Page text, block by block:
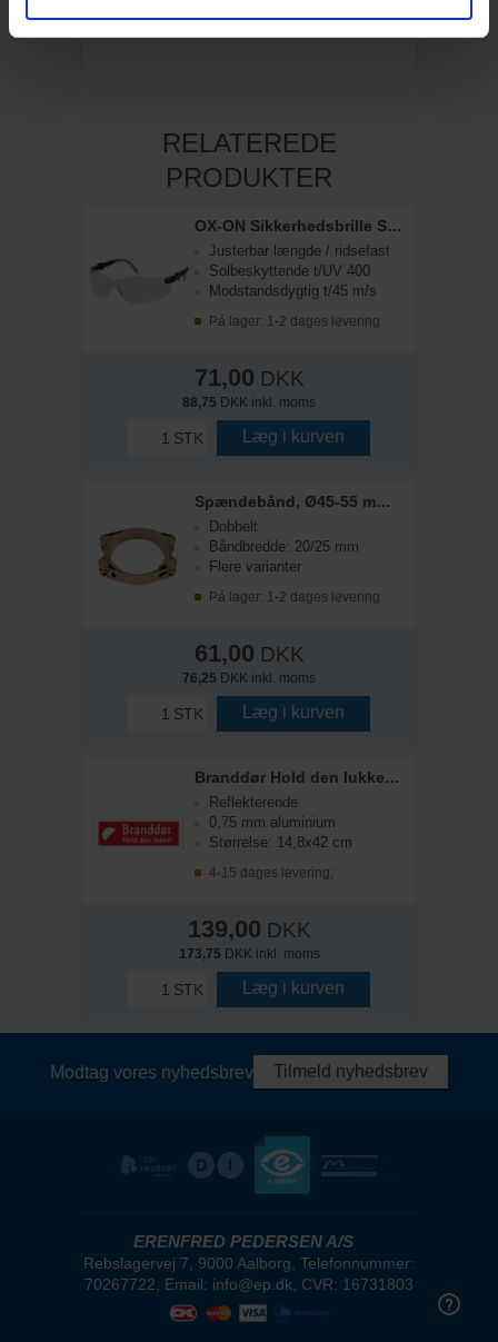
RELATEREDE
PRODUKTER
OX-ON Sikkerhedsbrille Space Comfort - clear
Justerbar længde / ridsefast
Solbeskyttende t/UV 400
Modstandsdygtig t/45 m/s
På lager: 1-2 dages levering
71,00 DKK
88,75 DKK inkl. moms
STK Læg i kurven
Spændebånd, Ø45-55 mm, 2-delt
Dobbelt
Båndbredde: 20/25 mm
Flere varianter
På lager: 1-2 dages levering
61,00 DKK
76,25 DKK inkl. moms
STK Læg i kurven
Branddør Hold den lukket, Henvisningsskilt
Reflekterende
0,75 mm aluminium
Størrelse: 14,8x42 cm
4-15 dages levering;
139,00 DKK
173,75 DKK inkl. moms
STK Læg i kurven
Modtag vores nyhedsbrev Tilmeld nyhedsbrev
ERENFRED PEDERSEN A/S
Rebslagervej 7, 9000 Aalborg, Telefonnummer:
70267722, Email: info@ep.dk, CVR: 16731803